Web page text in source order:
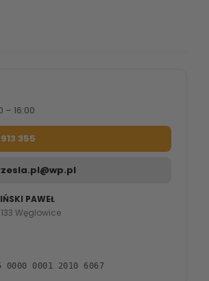
– 16:00
355
PAWEŁ
Węglowice
0000 0001 2010 6067